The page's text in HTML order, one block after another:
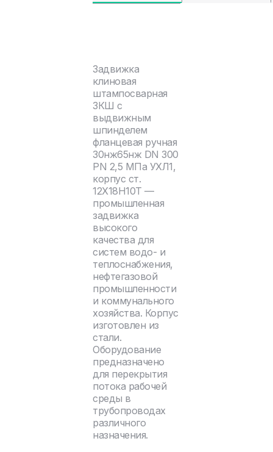
Задвижка
клиновая
штампосварная
ЗКШ с
выдвижным
шпинделем
фланцевая ручная
30нж65нж DN 300
PN 2,5 МПа УХЛ1,
корпус ст.
12Х18Н10Т —
промышленная
задвижка
высокого
качества для
систем водо- и
теплоснабжения,
нефтегазовой
промышленности
и коммунального
хозяйства. Корпус
изготовлен из
стали.
Оборудование
предназначено
для перекрытия
потока рабочей
среды в
трубопроводах
различного
назначения.